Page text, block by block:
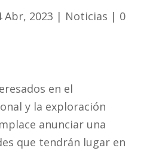
Abr, 2023 | Noticias | 0
en el
y la exploración
anunciar una
que tendrán lugar en